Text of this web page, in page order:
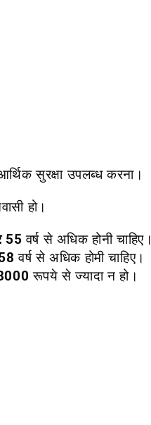
सुरक्षा उपलब्ध करना।
हो।
55 वर्ष से अधिक होनी चाहिए।
वर्ष से अधिक होमी चाहिए।
रूपये से ज्यादा न हो।